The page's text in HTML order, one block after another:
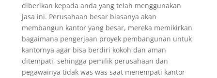
diberikan kepada anda yang telah menggunakan
jasa ini. Perusahaan besar biasanya akan
membangun kantor yang besar, mereka memikirkan
bagaimana pengerjaan proyek pembangunan untuk
kantornya agar bisa berdiri kokoh dan aman
ditempati, sehingga pemilik perusahaan dan
pegawainya tidak was was saat menempati kantor